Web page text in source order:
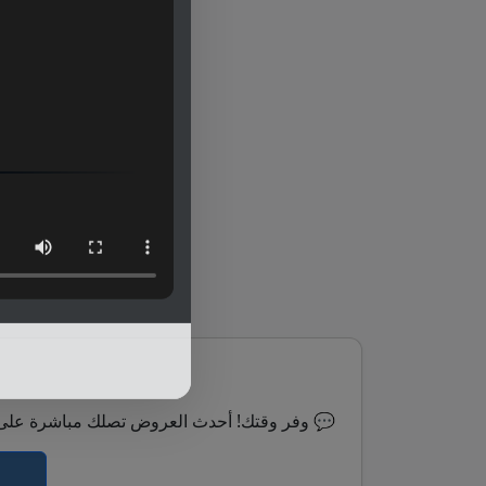
⏰ وفر وقتك! أحدث العروض تصلك مباشرة على الواتساب 💬